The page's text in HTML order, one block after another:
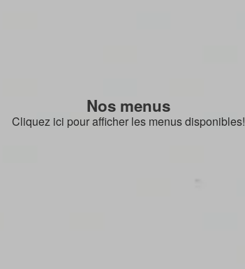
Nos menus
Cliquez ici pour afficher les menus disponibles!